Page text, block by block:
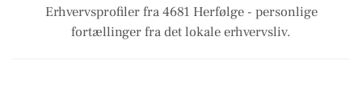
Erhvervsprofiler fra 4681 Herfølge - personlige
fortællinger fra det lokale erhvervsliv.